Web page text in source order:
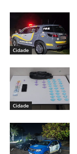
Cidade
Cidade